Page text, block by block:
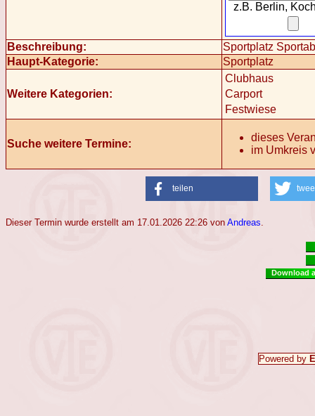
z.B. Berlin,
Beschreibung:
Sportplatz
Haupt-Kategorie:
Sportplatz
Weitere Kategorien:
Clubhaus
Carport
Festwiese
Suche weitere Termine:
dieses
im Umkreis
teilen
Dieser Termin wurde erstellt am 17.01.2026 22:26 von Andreas
Download
Powered by